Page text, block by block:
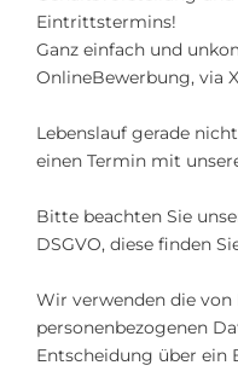
Eintrittstermins!
Ganz einfach und
OnlineBewerbung, via
Lebenslauf gerade
einen Termin mit
Bitte beachten Sie
DSGVO, diese finden
Wir verwenden die
personenbezogenen
Entscheidung über ein